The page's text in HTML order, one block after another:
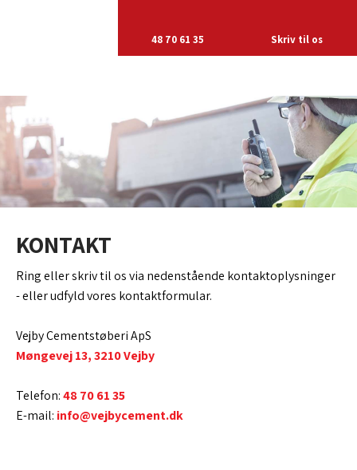
48 70 61 35 ​Skriv til os
KONTAKT
Ring eller skriv til os via nedenstående kontaktoplysninger
- eller udfyld vores kontaktformular.​
Vejby Cementstøberi ApS
Møngevej 13, 3210 Vejby
Telefon:48 70 61 35
E-mail: info@vejbycement.dk